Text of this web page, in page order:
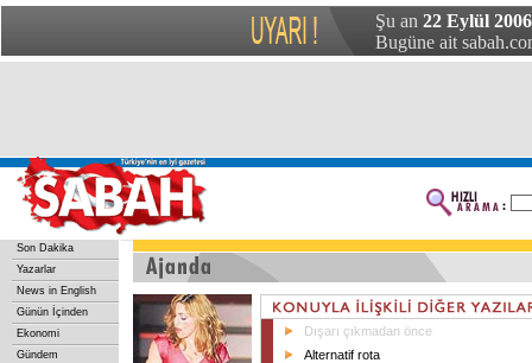
Şu an 22 Eylül
Bugüne ait
Son Dakika
Yazarlar
News in English
Günün İçinden
Ekonomi
Gündem
Dışarı çıkmadan önce
Alternatif rota